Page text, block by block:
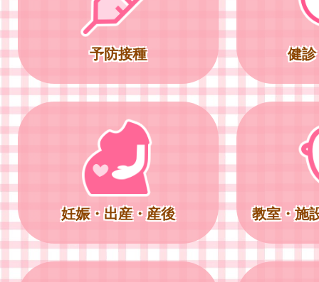
予防接種 健
妊娠・出産・産後 教室・施